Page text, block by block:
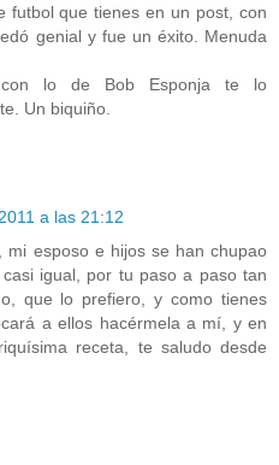
futbol que tienes en un post, con
genial y fue un éxito. Menuda
con lo de Bob Esponja te lo
Un biquiño.
a las 21:12
mi esposo e hijos se han chupao
igual, por tu paso a paso tan
que lo prefiero, y como tienes
a ellos hacérmela a mí, y en
receta, te saludo desde